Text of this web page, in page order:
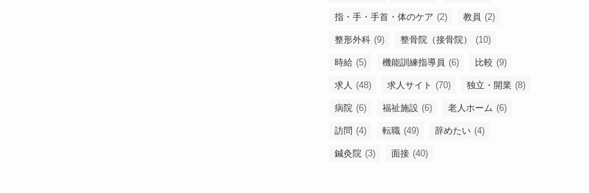
指・手・手首・体のケア (2) 教員 (2)
整形外科 (9) 整骨院（接骨院） (10)
時給 (5) 機能訓練指導員 (6) 比較 (9)
求人 (48) 求人サイト (70) 独立・開業 (8)
病院 (6) 福祉施設 (6) 老人ホーム (6)
訪問 (4) 転職 (49) 辞めたい (4)
鍼灸院 (3) 面接 (40)